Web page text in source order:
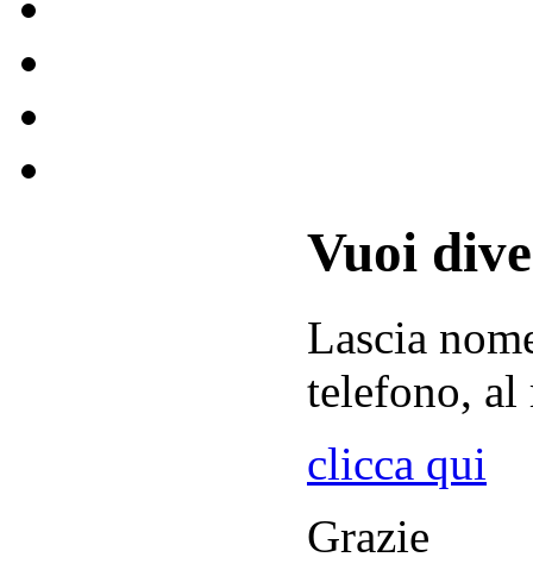
Vuoi
Lascia
telefono, al
clicca qui
Grazie